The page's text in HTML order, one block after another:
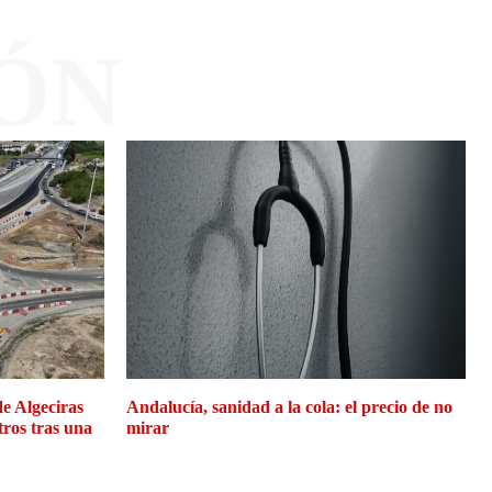
Algeciras
tras una
Andalucía, sanidad a la cola: el precio de no
mirar